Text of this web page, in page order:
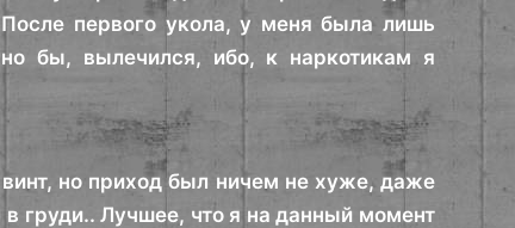
первого укола, у меня была лишь
бы, вылечился, ибо, к наркотикам я
но приход был ничем не хуже, даже
груди.. Лучшее, что я на данный момент